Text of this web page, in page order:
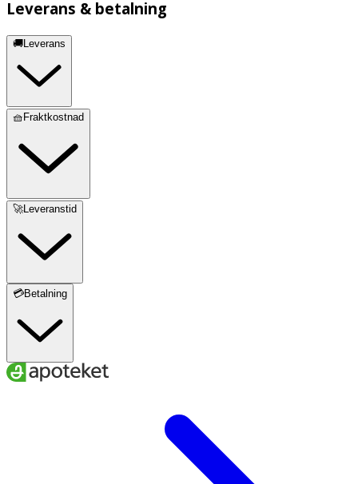
Leverans & betalning
🚚Leverans
🧺Fraktkostnad
🚀Leveranstid
💳Betalning